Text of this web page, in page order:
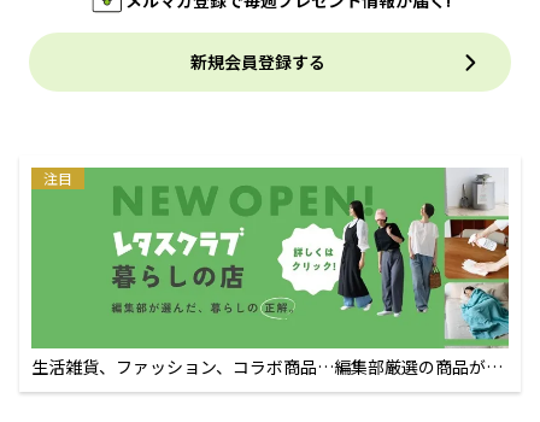
新規会員登録する
注目
生活雑貨、ファッション、コラボ商品…編集部厳選の商品が買
えるECサイト